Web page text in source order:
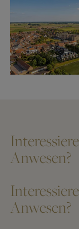
Anwesen?
Anwesen?